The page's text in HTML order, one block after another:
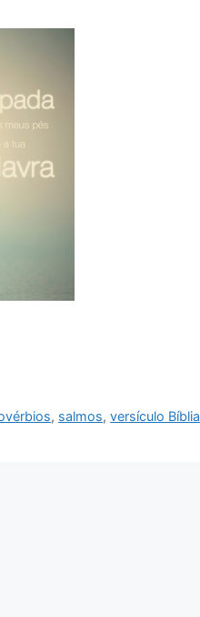
, salmos,versículo Bíblia